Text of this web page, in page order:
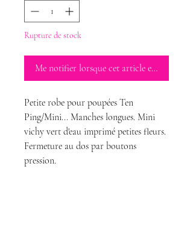
Rupture de stock
Me notifier lorsque cet article est disponible
Petite robe pour poupées Ten
Ping/Mini... Manches longues. Mini
vichy vert d'eau imprimé petites fleurs.
Fermeture au dos par boutons
pression.